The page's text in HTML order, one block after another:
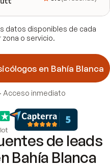
datos disponibles de cada
o servicio.
en Bahía Blanca
Acceso inmediato
de leads
Bahía Blanca